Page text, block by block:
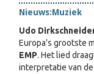
Nieuws:Muziek
Udo
Europa's grootste
EMP. Het lied
interpretatie van